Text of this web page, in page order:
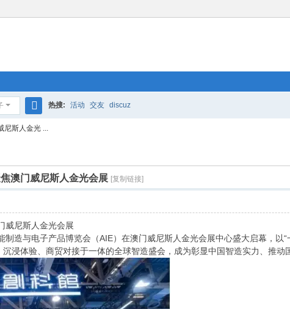
搜
热搜: 活动 交友 discuz
尼斯人金光 ...
澳门威尼斯人金光会展 [复制链接]
威尼斯人金光会展
造与电子产品博览会（AIE）在澳门威尼斯人金光会展中心盛大启幕，以
浸体验、商贸对接于一体的全球智造盛会，成为彰显中国智造实力、推动